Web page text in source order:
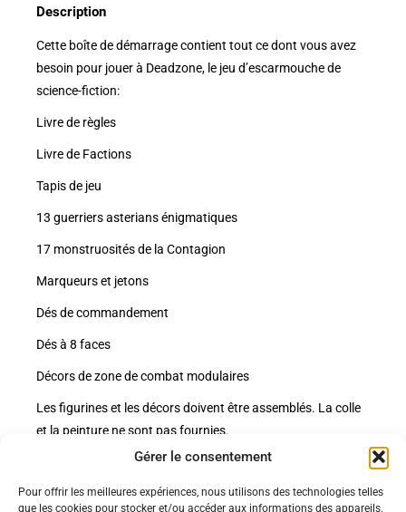
Gérer le consentement
Pour offrir les meilleures expériences, nous utilisons des technologies telles
que les cookies pour stocker et/ou accéder aux informations des appareils.
Description
Cette boîte de démarrage contient tout ce dont vous avez
besoin pour jouer à Deadzone, le jeu d’escarmouche de
science-fiction:
Livre de règles
Livre de Factions
Tapis de jeu
13 guerriers asterians énigmatiques
17 monstruosités de la Contagion
Marqueurs et jetons
Dés de commandement
Dés à 8 faces
Décors de zone de combat modulaires
Les figurines et les décors doivent être assemblés. La colle
et la peinture ne sont pas fournies.
Politiques